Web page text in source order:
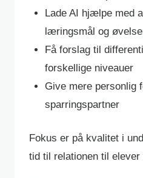
Lade AI hjælpe med
læringsmål og
Få forslag til
forskellige niveauer
Give mere personlig
sparringspartner
Fokus er på kvalitet i
tid til relationen til elever